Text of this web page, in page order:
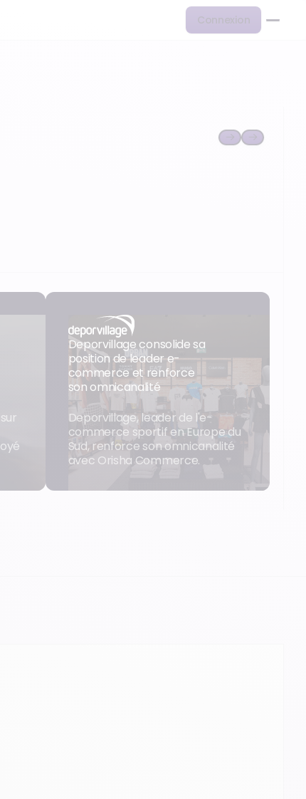
Connexion
Deporvillage consolide sa
position de leader e-
commerce et renforce
son omnicanalité
Deporvillage, leader de l'e-
commerce sportif en Europe du
Sud, renforce son omnicanalité
avec Orisha Commerce.